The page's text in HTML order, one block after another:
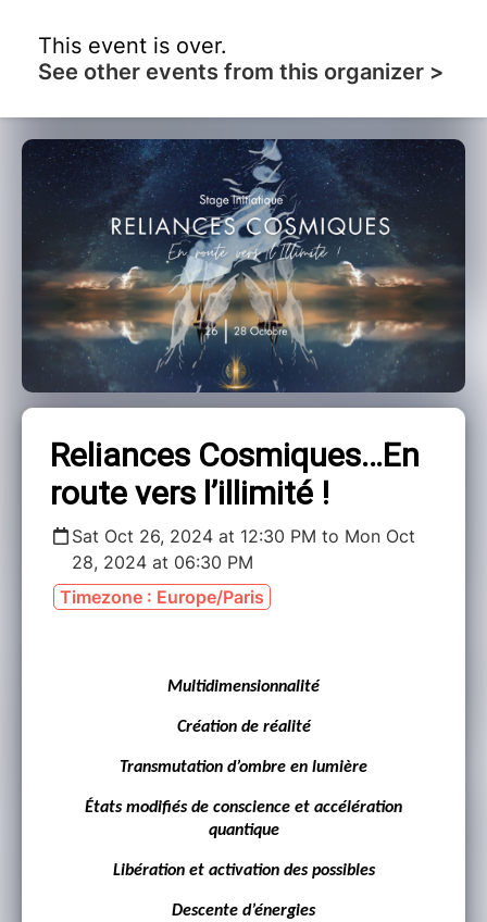
This event is over.
See other events from this organizer >
Reliances Cosmiques…En
route vers l’illimité !
Sat Oct 26, 2024 at 12:30 PM to Mon Oct
28, 2024 at 06:30 PM
Timezone : Europe/Paris
Multidimensionnalité
Création de réalité
Transmutation d’ombre en lumière
États modifiés de conscience et accélération
quantique
Libération et activation des possibles
Descente d’énergies